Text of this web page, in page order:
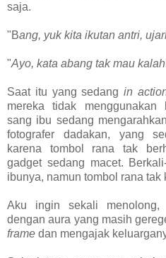
saja.
"Bang, yuk kita ikutan antri,
"Ayo, kata abang tak mau kalah
Saat itu yang sedangin
mereka tidak menggunakan
sang ibu sedang
fotografer dadakan, yang
karena tombol rana tak
gadget sedang macet.
ibunya, namun tombol rana
Aku ingin sekali
dengan aura yang masih
frame dan mengajak